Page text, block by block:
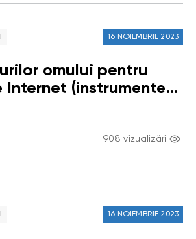
16 NOIEMBRIE 2023
omului pentru
(instrumente
908 vizualizări
16 NOIEMBRIE 2023